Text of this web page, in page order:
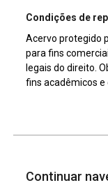
Condições de
Acervo protegido
para fins
legais do direito.
fins acadêmicos e
Continuar